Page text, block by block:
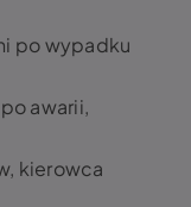
po wypadku
awarii,
kierowca